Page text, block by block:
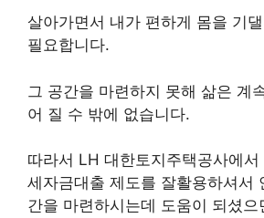
살아가면서 내가 편하게 몸을 기
필요합니다.
그 공간을 마련하지 못해 삶은 계
어 질 수 밖에 없습니다.
따라서 LH 대한토지주택공사에
세자금대출 제도를 잘활용하셔서
간을 마련하시는데 도움이 되셨으